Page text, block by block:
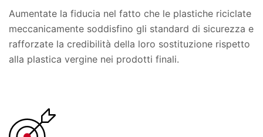
Aumentate la fiducia nel fatto che le plastiche riciclate
meccanicamente soddisfino gli standard di sicurezza e
rafforzate la credibilità della loro sostituzione rispetto
alla plastica vergine nei prodotti finali.